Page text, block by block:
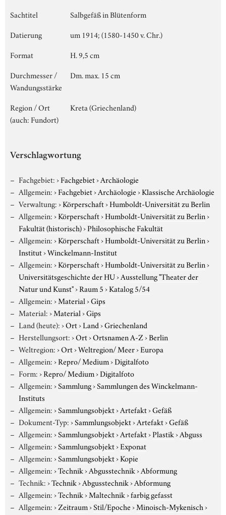
Sachtitel
Salbgefäß in Blütenform
Datierung
um 1914; (1580-1450 v. Chr.)
Format
H. 9,5 cm
Durchmesser /
Wandungsstärke
Dm. max. 15 cm
Region / Ort
(auch: Fundort)
Kreta (Griechenland)
Verschlagwortung
Fachgebiet:›Fachgebiet›Archäologie
Allgemein:›Fachgebiet›Archäologie›Klassische Archäologie
Verwaltung:›Körperschaft›Humboldt-Universität zu Berlin
Allgemein:›Körperschaft›Humboldt-Universität zu Berlin›
Fakultät (historisch)›Philosophische Fakultät
Allgemein:›Körperschaft›Humboldt-Universität zu Berlin›
Institut›Winckelmann-Institut
Allgemein:›Körperschaft›Humboldt-Universität zu Berlin›
Universitätsgeschichte der HU›Ausstellung "Theater der
Natur und Kunst"›Raum 5›Katalog 5/54
Allgemein:›Material›Gips
Material:›Material›Gips
Land (heute):›Ort›Land›Griechenland
Herstellungsort:›Ort›Ortsnamen A-Z›Berlin
Weltregion:›Ort›Weltregion/ Meer›Europa
Allgemein:›Repro/ Medium›Digitalfoto
Form:›Repro/ Medium›Digitalfoto
Allgemein:›Sammlung›Sammlungen des Winckelmann-
Instituts
Allgemein:›Sammlungsobjekt›Artefakt›Gefäß
Dokument-Typ:›Sammlungsobjekt›Artefakt›Gefäß
Allgemein:›Sammlungsobjekt›Artefakt›Plastik›Abguss
Allgemein:›Sammlungsobjekt›Exponat
Allgemein:›Sammlungsobjekt›Kopie
Allgemein:›Technik›Abgusstechnik›Abformung
Technik:›Technik›Abgusstechnik›Abformung
Allgemein:›Technik›Maltechnik›farbig gefasst
Allgemein:›Zeitraum›Stil/Epoche›Minoisch-Mykenisch›